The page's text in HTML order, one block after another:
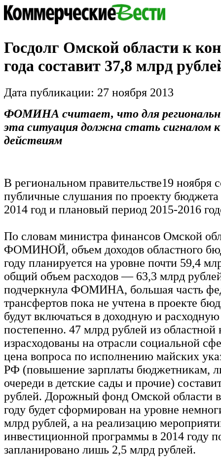
Госдолг Омской области к
года составит 37,8 млрд
Дата публикации: 27 ноября 2013
ФОМИНА считает, что для
эта ситуация должна стать сигналом
действиям
В региональном правительстве19 ноября
публичные слушания по проекту бюджета
2014 год и плановый период 2015-2016
По словам министра финансов Омской
ФОМИНОЙ, объем доходов областного
году планируется на уровне почти 59,4
общий объем расходов — 63,3 млрд
подчеркнула ФОМИНА, большая часть
трансфертов пока не учтена в проекте
будут включаться в доходную и
постепенно. 47 млрд рублей из областной
израсходованы на отрасли социальной
цена вопроса по исполнению майских
РФ (повышение зарплаты бюджетникам,
очереди в детские сады и прочие)
рублей. Дорожный фонд Омской области
году будет сформирован на уровне
млрд рублей, а на реализацию
инвестиционной программы в 2014 году
запланировано лишь 2,5 млрд рублей.